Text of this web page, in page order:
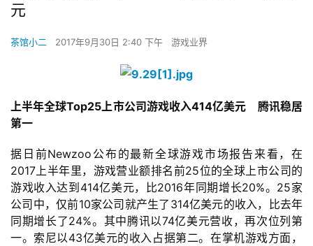
元
茶馆小二 2017年9月30日 2:40 下午 游戏业界
上半年全球Top25上市公司游戏收入414亿美元    腾讯稳居
第一
据日前Newzoo公布的最新全球游戏市场报告来看，在
2017上半年里，游戏营业额排名前25位的全球上市公司的
游戏收入达到414亿美元，比2016年同期增长20%。25家
公司中，仅前10家公司就产生了314亿美元的收入，比去年
同期增长了24%。其中腾讯以74亿美元营收，再次位列第
一。索尼以43亿美元的收入占据第二。在掌机游戏方面，